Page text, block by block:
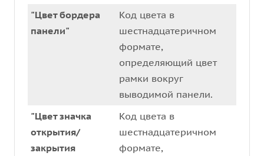
"Цвет бордера
панели"
Код цвета в
шестнадцатеричном
формате,
определяющий цвет
рамки вокруг
выводимой панели.
"Цвет значка
открытия/
закрытия
Код цвета в
шестнадцатеричном
формате,